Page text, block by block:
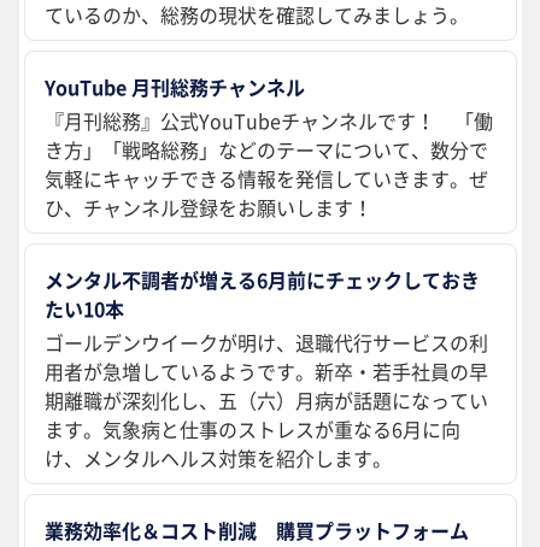
ているのか、総務の現状を確認してみましょう。
YouTube 月刊総務チャンネル
『月刊総務』公式YouTubeチャンネルです！ 「働
き方」「戦略総務」などのテーマについて、数分で
気軽にキャッチできる情報を発信していきます。ぜ
ひ、チャンネル登録をお願いします！
メンタル不調者が増える6月前にチェックしておき
たい10本
ゴールデンウイークが明け、退職代行サービスの利
用者が急増しているようです。新卒・若手社員の早
期離職が深刻化し、五（六）月病が話題になってい
ます。気象病と仕事のストレスが重なる6月に向
け、メンタルヘルス対策を紹介します。
業務効率化＆コスト削減 購買プラットフォーム